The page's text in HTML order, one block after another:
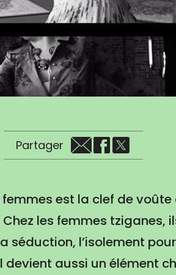
Partager
est la clef de voûte
les femmes tziganes,
séduction, l’isolement
devient aussi un élément